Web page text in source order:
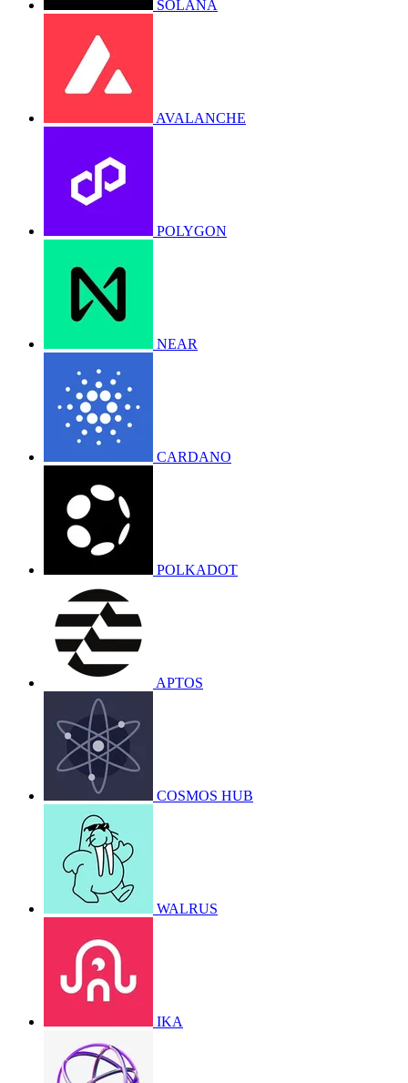
SOLANA
AVALANCHE
POLYGON
NEAR
CARDANO
POLKADOT
APTOS
COSMOS HUB
WALRUS
IKA